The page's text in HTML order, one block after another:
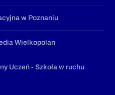
w Poznaniu
Wielkopolan
Uczeń - Szkoła w ruchu